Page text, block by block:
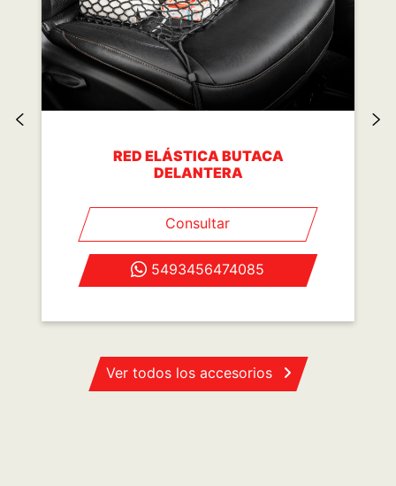
RED ELÁSTICA BUTACA
DELANTERA
Consultar
5493456474085
Ver todos los accesorios